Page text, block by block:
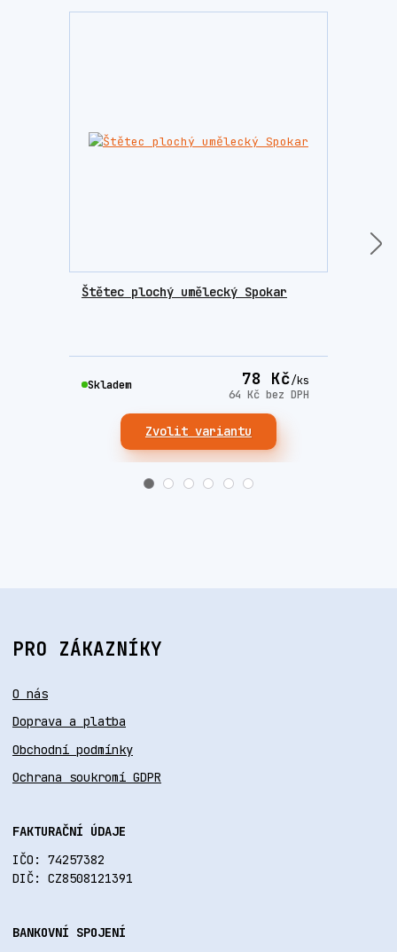
Štětec plochý umělecký Spokar
78 Kč/ks
64 Kč bez DPH
Skladem
Zvolit variantu
PRO ZÁKAZNÍKY
O nás
Doprava a platba
Obchodní podmínky
Ochrana soukromí GDPR
FAKTURAČNÍ ÚDAJE
IČO: 74257382
DIČ: CZ8508121391
BANKOVNÍ SPOJENÍ